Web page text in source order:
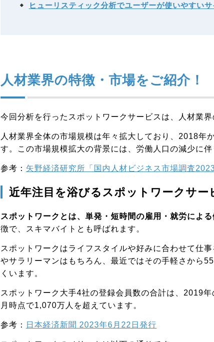
ヒューリスティック分析でユーザーが使いやすいサ
人材業界の特徴・市場をご紹介！
今回分析を行ったスポットワークサービスは、人材業界
人材業界全体の市場規模は年々拡大しており、2018年
す。この市場規模拡大の背景には、労働人口の減少に
参考： 矢野経済研究所「国内人材ビジネス市場調査2023
近年注目を浴びるスポットワークサー
スポットワークとは、単発・短時間の雇用・就労による
徴で、スキマバイトとも呼ばれます。
スポットワークはライフスタイルや好みに合わせて仕
やサラリーマンはもちろん、最近ではその手軽さから
くいます。
スポットワーク大手4社の登録会員数の合計は、2019
月時点で1,070万人を超えています。
参考： 日本経済新聞 2023年6月22日発行